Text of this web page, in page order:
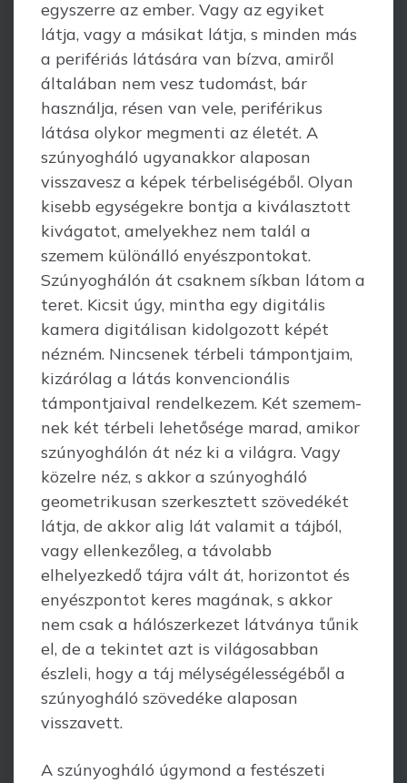
egyszerre az ember. Vagy az egyiket
látja, vagy a másikat látja, s minden más
a perifériás látására van bízva, amiről
általában nem vesz tudomást, bár
használja, résen van vele, periférikus
látása olykor megmenti az életét. A
szúnyogháló ugyanakkor alaposan
visszavesz a képek térbeliségéből. Olyan
kisebb egységekre bontja a kiválasztott
kivágatot, amelyekhez nem talál a
szemem különálló enyészpontokat.
Szúnyoghálón át csaknem síkban látom a
teret. Kicsit úgy, mintha egy digitális
kamera digitálisan kidolgozott képét
nézném. Nincsenek térbeli tám­pontjaim,
kizárólag a látás konvencionális
támpontjaival rendelkezem. Két szemem­
nek két térbeli lehetősége marad, amikor
szúnyoghálón át néz ki a világra. Vagy
közelre néz, s akkor a szúnyogháló
geometrikusan szerkesztett szövedékét
látja, de akkor alig lát valamit a tájból,
vagy ellenkezőleg, a távolabb
elhelyezkedő tájra vált át, horizontot és
enyészpontot keres magának, s akkor
nem csak a hálószerkezet látványa tűnik
el, de a tekintet azt is világosabban
észleli, hogy a táj mélység­éles­ségéből a
szúnyogháló szövedéke alaposan
visszavett.
A szúnyogháló úgymond a festészeti